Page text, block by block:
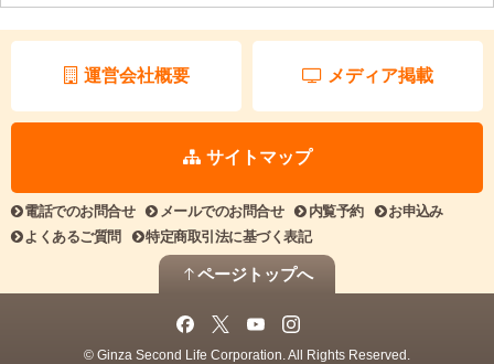
運営会社概要 メディア掲載
サイトマップ
電話でのお問合せ メールでのお問合せ 内覧予約
お申込み
よくあるご質問
特定商取引法に基づく表記
ページトップへ
© Ginza Second Life Corporation. All Rights Reserved.